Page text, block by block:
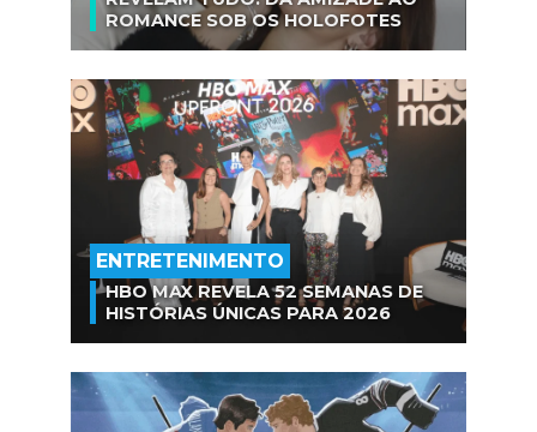
ROMANCE SOB OS HOLOFOTES
ENTRETENIMENTO
HBO MAX REVELA 52 SEMANAS DE
HISTÓRIAS ÚNICAS PARA 2026